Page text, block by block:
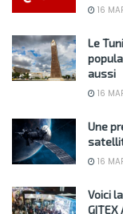
16
Le
aussi
16
Une
16
Voici